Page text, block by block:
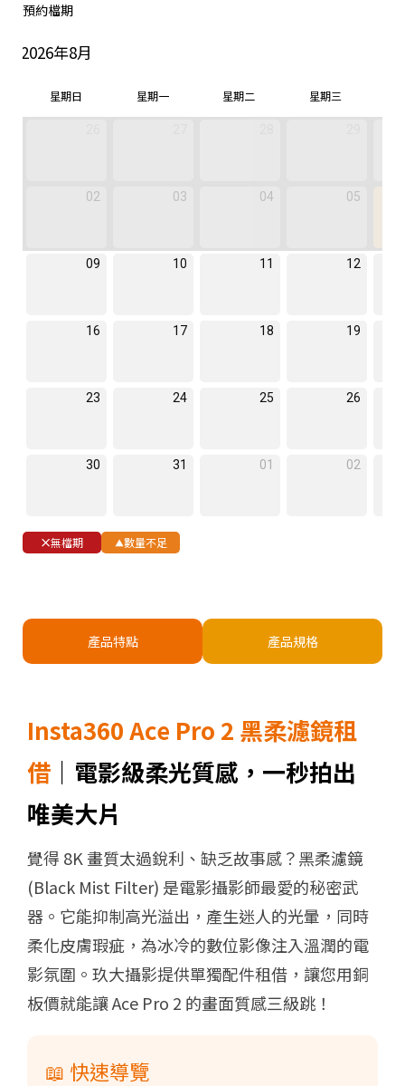
預約檔期
2026年8月
星期日 星期一 星期二 星期三
02 03 04 05
09 10 11 12
16 17 18 19
23 24 25 26
30 31 01 02
無檔期 數量不足
產品特點 產品規格
Insta360 Ace Pro 2 黑柔濾鏡租
借 ｜電影級柔光質感，一秒拍出
唯美大片
覺得 8K 畫質太過銳利、缺乏故事感？黑柔濾鏡
(Black Mist Filter) 是電影攝影師最愛的秘密武
器。它能抑制高光溢出，產生迷人的光暈，同時
柔化皮膚瑕疵，為冰冷的數位影像注入溫潤的電
影氛圍 。 玖大攝影提供單獨配件租借，讓您用銅
板價就能讓 Ace Pro 2 的畫面質感三級跳！
📖 快速導覽